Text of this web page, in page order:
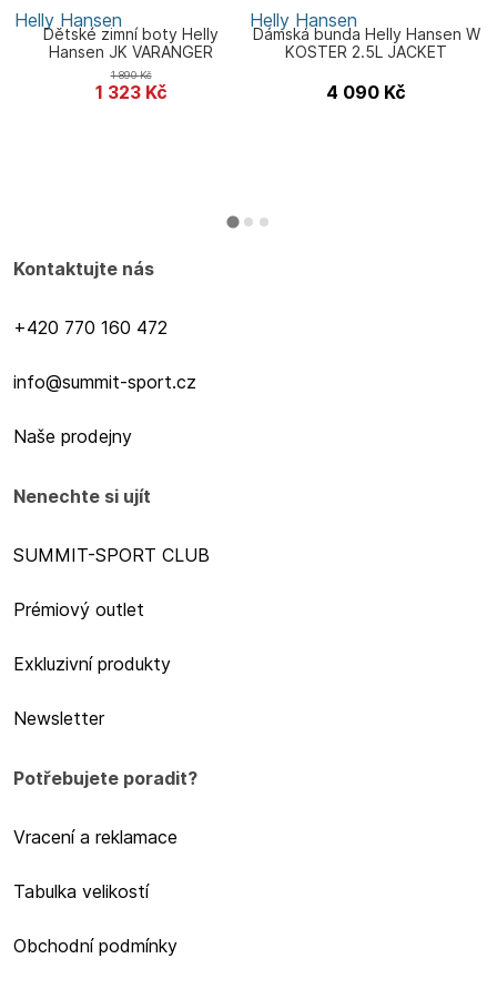
Helly Hansen
Dětské zimní boty Helly
Hansen JK VARANGER
INSULATED
1 323 Kč
1 890Kč
Helly Hansen
Dámská bunda Helly Hansen W
KOSTER 2.5L JACKET
4 090 Kč
Kontaktujte nás
+420 770 160 472
info@summit-sport.cz
Naše prodejny
Nenechte si ujít
SUMMIT-SPORT CLUB
Prémiový outlet
Exkluzivní produkty
Newsletter
Potřebujete poradit?
Vracení a reklamace
Tabulka velikostí
Obchodní podmínky